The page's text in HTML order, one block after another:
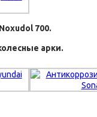
700.
арки.